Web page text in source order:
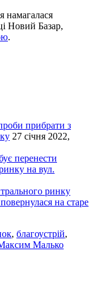
намагалася
Новий Базар,
.
прибрати з
27 січня 2022,
перенести
на вул.
ринку
на старе
, благоустрій,
Малько